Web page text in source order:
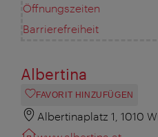
Öffnungszeiten
Barrierefreiheit
Albertina
FAVORIT HINZUFÜGEN
Albertinaplatz 1, 1010